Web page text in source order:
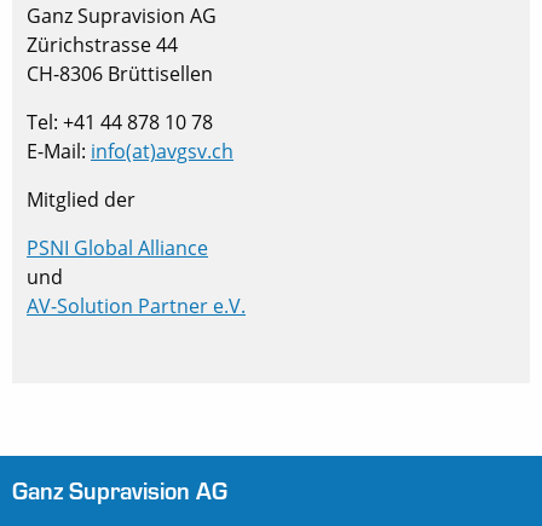
Ganz Supravision AG
Zürichstrasse 44
CH-8306 Brüttisellen
Tel: +41 44 878 10 78
E-Mail: info(at)avgsv.ch
Mitglied der
PSNI Global Alliance
und
AV-Solution Partner e.V.
Ganz Supravision AG